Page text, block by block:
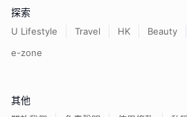
探索
U Lifestyle Travel HK Beauty
e-zone
其他